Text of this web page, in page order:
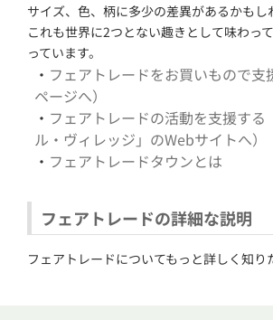
サイズ、色、柄に多少の差異があるかもし
これも世界に2つとない趣きとして味わっ
っています。
・ フェアトレードをお買いもので支
ページへ）
・ フェアトレードの活動を支援する
ル・ヴィレッジ」のWebサイトへ）
・ フェアトレードタウンとは
フェアトレードの詳細な説明
フェアトレードについてもっと詳しく知り